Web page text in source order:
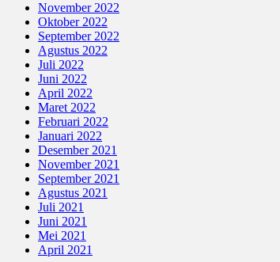
November 2022
Oktober 2022
September 2022
Agustus 2022
Juli 2022
Juni 2022
April 2022
Maret 2022
Februari 2022
Januari 2022
Desember 2021
November 2021
September 2021
Agustus 2021
Juli 2021
Juni 2021
Mei 2021
April 2021